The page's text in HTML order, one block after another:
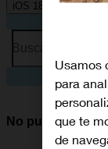
iOS 18
No puedo
Usamos
para
que te
de